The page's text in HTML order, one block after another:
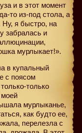
и в этот момент
то из-под стола, а
Ну, я быстро, на
забралась и
мурлыкает!».
в купальный
с поясом
только
моей
мурлыканье,
как будто ее,
перелезла с